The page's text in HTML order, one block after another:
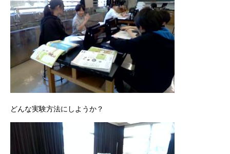
どんな実験方法にしようか？